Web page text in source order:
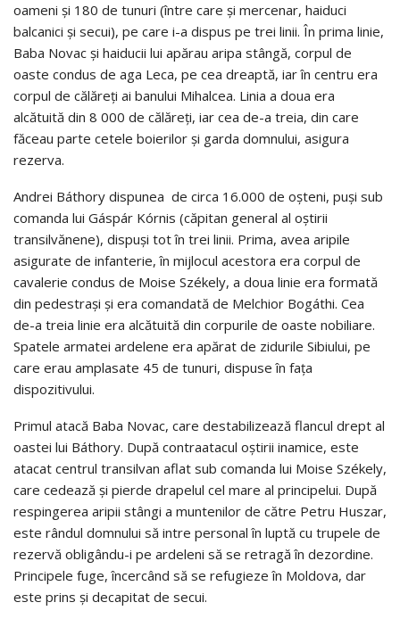
oameni și 180 de tunuri (între care și mercenar, haiduci
balcanici și secui), pe care i-a dispus pe trei linii. În prima linie,
Baba Novac și haiducii lui apărau aripa stângă, corpul de
oaste condus de aga Leca, pe cea dreaptă, iar în centru era
corpul de călăreți ai banului Mihalcea. Linia a doua era
alcătuită din 8 000 de călăreți, iar cea de-a treia, din care
făceau parte cetele boierilor și garda domnului, asigura
rezerva.
Andrei Báthory dispunea de circa 16.000 de oșteni, puși sub
comanda lui Gáspár Kórnis (căpitan general al oștirii
transilvănene), dispuși tot în trei linii. Prima, avea aripile
asigurate de infanterie, în mijlocul acestora era corpul de
cavalerie condus de Moise Székely, a doua linie era formată
din pedestrași și era comandată de Melchior Bogáthi. Cea
de-a treia linie era alcătuită din corpurile de oaste nobiliare.
Spatele armatei ardelene era apărat de zidurile Sibiului, pe
care erau amplasate 45 de tunuri, dispuse în fața
dispozitivului.
Primul atacă Baba Novac, care destabilizează flancul drept al
oastei lui Báthory. După contraatacul oștirii inamice, este
atacat centrul transilvan aflat sub comanda lui Moise Székely,
care cedează și pierde drapelul cel mare al principelui. După
respingerea aripii stângi a muntenilor de către Petru Huszar,
este rândul domnului să intre personal în luptă cu trupele de
rezervă obligându-i pe ardeleni să se retragă în dezordine.
Principele fuge, încercând să se refugieze în Moldova, dar
este prins și decapitat de secui.